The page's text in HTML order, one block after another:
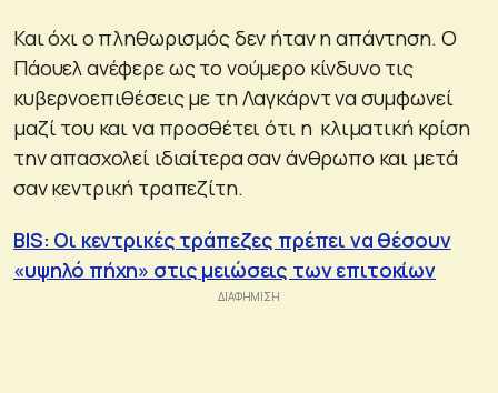
Και όχι ο πληθωρισμός δεν ήταν η απάντηση. Ο
Πάουελ ανέφερε ως το νούμερο κίνδυνο τις
κυβερνοεπιθέσεις με τη Λαγκάρντ να συμφωνεί
μαζί του και να προσθέτει ότι η κλιματική κρίση
την απασχολεί ιδιαίτερα σαν άνθρωπο και μετά
σαν κεντρική τραπεζίτη.
BIS: Οι κεντρικές τράπεζες πρέπει να θέσουν
«υψηλό πήχη» στις μειώσεις των επιτοκίων